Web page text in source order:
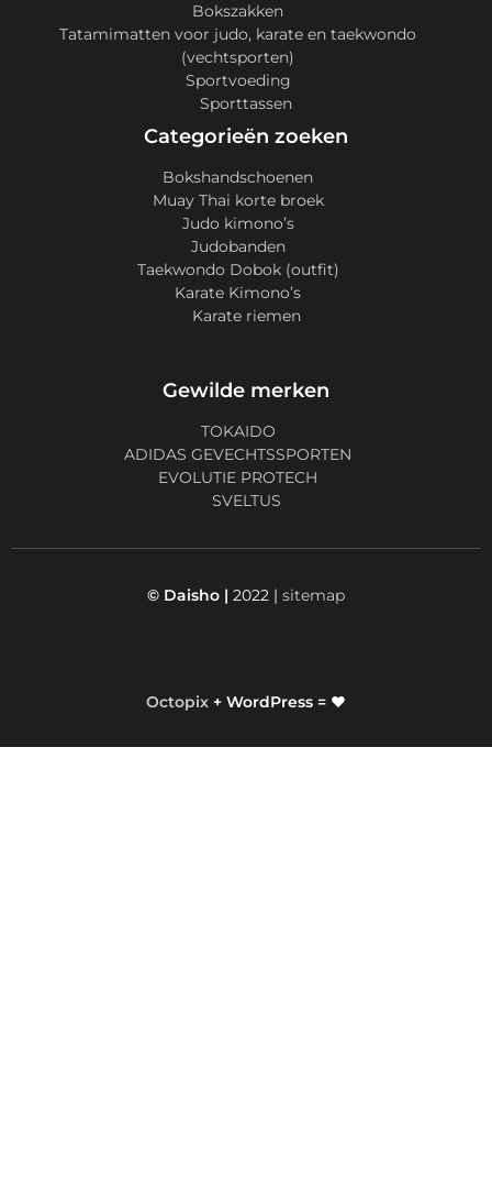
Bokszakken
Tatamimatten voor judo, karate en taekwondo
(vechtsporten)
Sportvoeding
Sporttassen
Categorieën zoeken
Bokshandschoenen
Muay Thai korte broek
Judo kimono’s
Judobanden
Taekwondo Dobok (outfit)
Karate Kimono’s
Karate riemen
Gewilde merken
TOKAIDO
ADIDAS GEVECHTSSPORTEN
EVOLUTIE PROTECH
SVELTUS
© Daisho | 2022 | sitemap
Octopix + WordPress = ❤